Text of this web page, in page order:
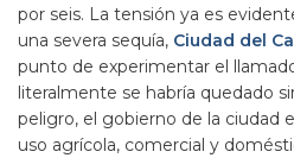
por seis. La tensión ya es
una severa sequía, Ciudad del
punto de experimentar el
literalmente se habría quedado
peligro, el gobierno de la ciudad
uso agrícola, comercial y